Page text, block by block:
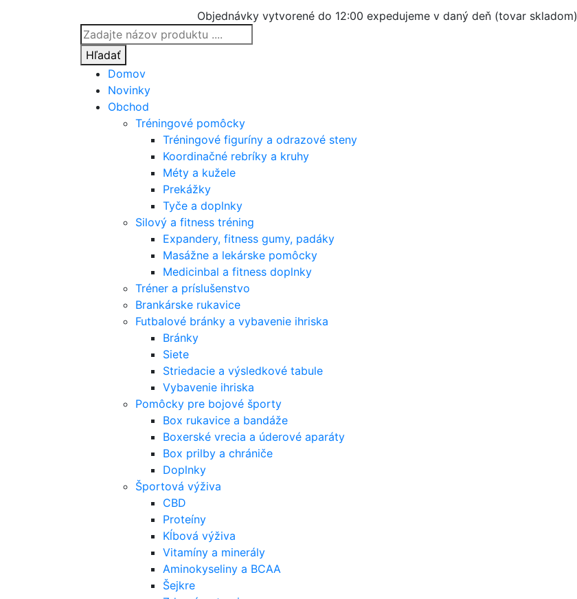
Objednávky vytvorené do 12:00 expedujeme v daný deň (tovar skladom)
Products
search
Hľadať
Domov
Novinky
Obchod
Tréningové pomôcky
Tréningové figuríny a odrazové steny
Koordinačné rebríky a kruhy
Méty a kužele
Prekážky
Tyče a doplnky
Silový a fitness tréning
Expandery, fitness gumy, padáky
Masážne a lekárske pomôcky
Medicinbal a fitness doplnky
Tréner a príslušenstvo
Brankárske rukavice
Futbalové bránky a vybavenie ihriska
Bránky
Siete
Striedacie a výsledkové tabule
Vybavenie ihriska
Pomôcky pre bojové športy
Box rukavice a bandáže
Boxerské vrecia a úderové aparáty
Box prilby a chrániče
Doplnky
Športová výživa
CBD
Proteíny
Kĺbová výživa
Vitamíny a minerály
Aminokyseliny a BCAA
Šejkre